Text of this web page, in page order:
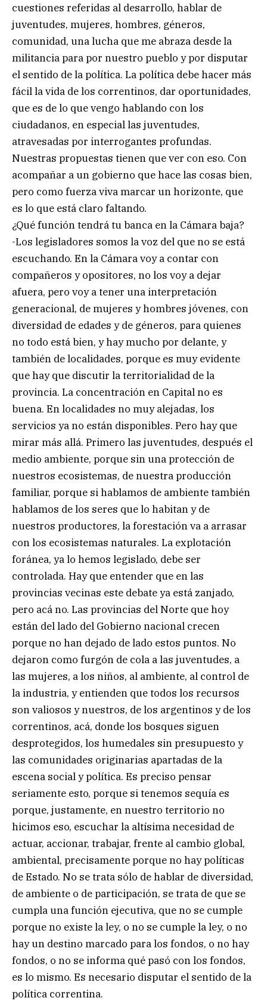
cuestiones referidas al desarrollo, hablar de
juventudes, mujeres, hombres, géneros,
comunidad, una lucha que me abraza desde la
militancia para por nuestro pueblo y por disputar
el sentido de la política. La política debe hacer más
fácil la vida de los correntinos, dar oportunidades,
que es de lo que vengo hablando con los
ciudadanos, en especial las juventudes,
atravesadas por interrogantes profundas.
Nuestras propuestas tienen que ver con eso. Con
acompañar a un gobierno que hace las cosas bien,
pero como fuerza viva marcar un horizonte, que
es lo que está claro faltando.
¿Qué función tendrá tu banca en la Cámara baja?
-Los legisladores somos la voz del que no se está
escuchando. En la Cámara voy a contar con
compañeros y opositores, no los voy a dejar
afuera, pero voy a tener una interpretación
generacional, de mujeres y hombres jóvenes, con
diversidad de edades y de géneros, para quienes
no todo está bien, y hay mucho por delante, y
también de localidades, porque es muy evidente
que hay que discutir la territorialidad de la
provincia. La concentración en Capital no es
buena. En localidades no muy alejadas, los
servicios ya no están disponibles. Pero hay que
mirar más allá. Primero las juventudes, después el
medio ambiente, porque sin una protección de
nuestros ecosistemas, de nuestra producción
familiar, porque si hablamos de ambiente también
hablamos de los seres que lo habitan y de
nuestros productores, la forestación va a arrasar
con los ecosistemas naturales. La explotación
foránea, ya lo hemos legislado, debe ser
controlada. Hay que entender que en las
provincias vecinas este debate ya está zanjado,
pero acá no. Las provincias del Norte que hoy
están del lado del Gobierno nacional crecen
porque no han dejado de lado estos puntos. No
dejaron como furgón de cola a las juventudes, a
las mujeres, a los niños, al ambiente, al control de
la industria, y entienden que todos los recursos
son valiosos y nuestros, de los argentinos y de los
correntinos, acá, donde los bosques siguen
desprotegidos, los humedales sin presupuesto y
las comunidades originarias apartadas de la
escena social y política. Es preciso pensar
seriamente esto, porque si tenemos sequía es
porque, justamente, en nuestro territorio no
hicimos eso, escuchar la altísima necesidad de
actuar, accionar, trabajar, frente al cambio global,
ambiental, precisamente porque no hay políticas
de Estado. No se trata sólo de hablar de diversidad,
de ambiente o de participación, se trata de que se
cumpla una función ejecutiva, que no se cumple
porque no existe la ley, o no se cumple la ley, o no
hay un destino marcado para los fondos, o no hay
fondos, o no se informa qué pasó con los fondos,
es lo mismo. Es necesario disputar el sentido de la
política correntina.